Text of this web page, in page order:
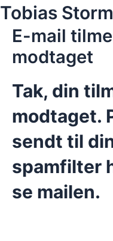
Skip
to
content
Tobias Storm
E-mail
modtaget
Tak, din
modtaget.
sendt til
spamfilter
se mailen.